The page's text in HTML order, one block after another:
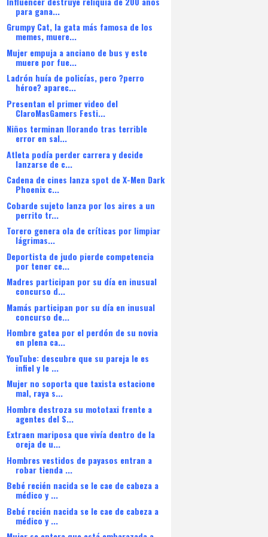
para gana...
Grumpy Cat, la gata más famosa de los
memes, muere...
Mujer empuja a anciano de bus y este
muere por fue...
Ladrón huía de policías, pero ?perro
héroe? aparec...
Presentan el primer video del
ClaroMasGamers Festi...
Niños terminan llorando tras terrible
error en sal...
Atleta podía perder carrera y decide
lanzarse de c...
Cadena de cines lanza spot de X-Men Dark
Phoenix c...
Cobarde sujeto lanza por los aires a un
perrito tr...
Torero genera ola de críticas por limpiar
lágrimas...
Deportista de judo pierde competencia
por tener ce...
Madres participan por su día en inusual
concurso d...
Mamás participan por su día en inusual
concurso de...
Hombre gatea por el perdón de su novia
en plena ca...
YouTube: descubre que su pareja le es
infiel y le ...
Mujer no soporta que taxista estacione
mal, raya s...
Hombre destroza su mototaxi frente a
agentes del S...
Extraen mariposa que vivía dentro de la
oreja de u...
Hombres vestidos de payasos entran a
robar tienda ...
Bebé recién nacida se le cae de cabeza a
médico y ...
Bebé recién nacida se le cae de cabeza a
médico y ...